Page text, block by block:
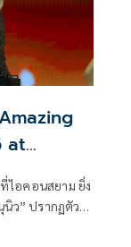
at
ไอคอนสยาม ยิ่ง
ว” ปรากฏตัว